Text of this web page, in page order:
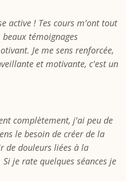
active ! Tes cours m'ont tout
témoignages
Je me sens renforcée,
et motivante, c'est un
complètement, j'ai peu de
le besoin de créer de la
de douleurs liées à la
je rate quelques séances je